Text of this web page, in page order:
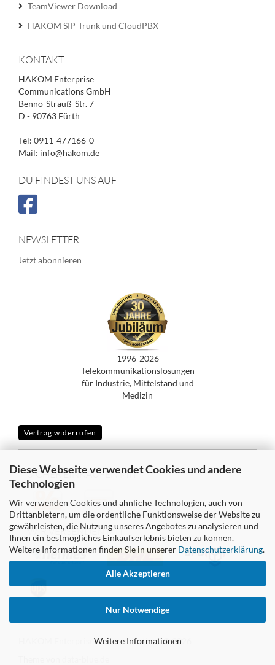
Diese Webseite verwendet Cookies und andere
Technologien
Wir verwenden Cookies und ähnliche Technologien, auch von
Drittanbietern, um die ordentliche Funktionsweise der Website zu
gewährleisten, die Nutzung unseres Angebotes zu analysieren und
Ihnen ein bestmögliches Einkaufserlebnis bieten zu können.
Weitere Informationen finden Sie in unserer Datenschutzerklärung.
Alle Akzeptieren
Nur Notwendige
Weitere Informationen
TeamViewer Download
HAKOM SIP-Trunk und CloudPBX
KONTAKT
HAKOM Enterprise
Communications GmbH
Benno-Strauß-Str. 7
D - 90763 Fürth
Tel: 0911-477166-0
Mail: info@hakom.de
DU FINDEST UNS AUF
NEWSLETTER
Jetzt abonnieren
1996-2026
Telekommunikationslösungen
für Industrie, Mittelstand und
Medizin
Vertrag widerrufen
SICHER EINKAUFEN MIT
WIR VERSENDEN MIT
HAKOM Enterprise Communications © 2026